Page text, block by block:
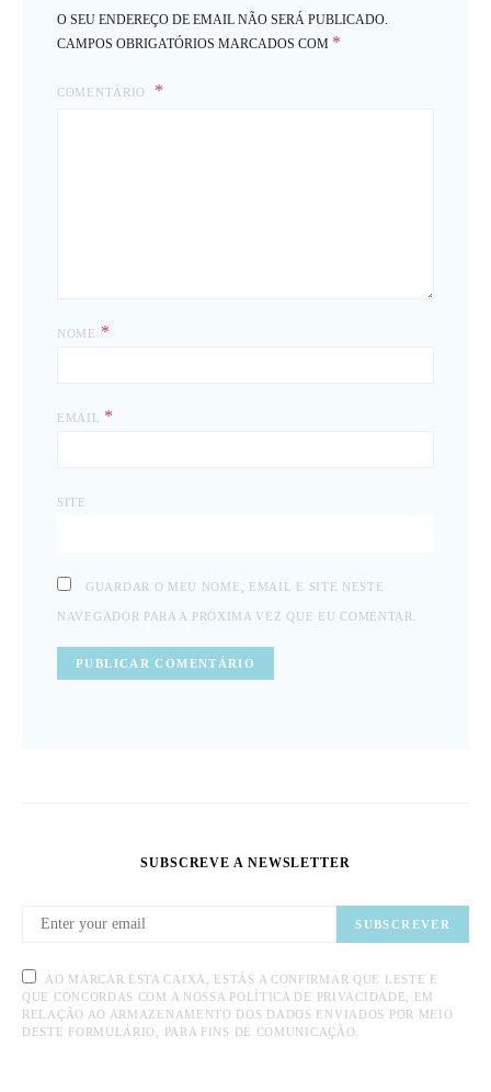
O SEU ENDEREÇO DE EMAIL NÃO SERÁ PUBLICADO.
CAMPOS OBRIGATÓRIOS MARCADOS COM *
COMENTÁRIO
NOME *
EMAIL *
SITE
GUARDAR O MEU NOME, EMAIL E SITE NESTE
NAVEGADOR PARA A PRÓXIMA VEZ QUE EU COMENTAR.
SUBSCREVE A NEWSLETTER
SUBSCREVER
AO MARCAR ESTA CAIXA, ESTÁS A CONFIRMAR QUE LESTE E
QUE CONCORDAS COM A NOSSA POLÍTICA DE PRIVACIDADE, EM
RELAÇÃO AO ARMAZENAMENTO DOS DADOS ENVIADOS POR MEIO
DESTE FORMULÁRIO, PARA FINS DE COMUNICAÇÃO.